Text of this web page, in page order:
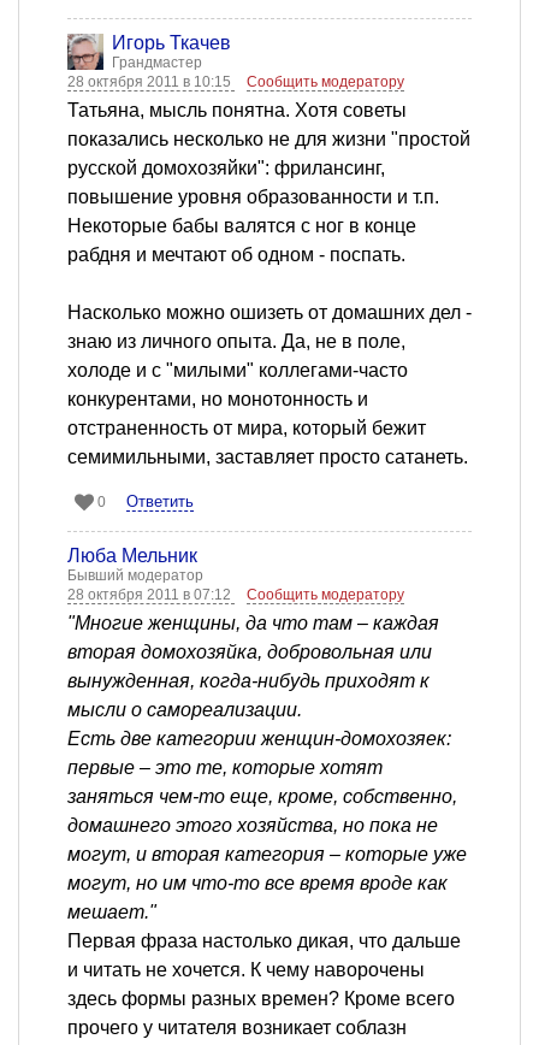
Игорь Ткачев
Грандмастер
28 октября 2011 в 10:15
Сообщить модератору
Татьяна, мысль понятна. Хотя советы
показались несколько не для жизни "простой
русской домохозяйки": фрилансинг,
повышение уровня образованности и т.п.
Некоторые бабы валятся с ног в конце
рабдня и мечтают об одном - поспать.
Насколько можно ошизеть от домашних дел -
знаю из личного опыта. Да, не в поле,
холоде и с "милыми" коллегами-часто
конкурентами, но монотонность и
отстраненность от мира, который бежит
семимильными, заставляет просто сатанеть.
0 Ответить
Люба Мельник
Бывший модератор
28 октября 2011 в 07:12
Сообщить модератору
"Многие женщины, да что там – каждая
вторая домохозяйка, добровольная или
вынужденная, когда-нибудь приходят к
мысли о самореализации.
Есть две категории женщин-домохозяек:
первые – это те, которые хотят
заняться чем-то еще, кроме, собственно,
домашнего этого хозяйства, но пока не
могут, и вторая категория – которые уже
могут, но им что-то все время вроде как
мешает."
Первая фраза настолько дикая, что дальше
и читать не хочется. К чему наворочены
здесь формы разных времен? Кроме всего
прочего у читателя возникает соблазн